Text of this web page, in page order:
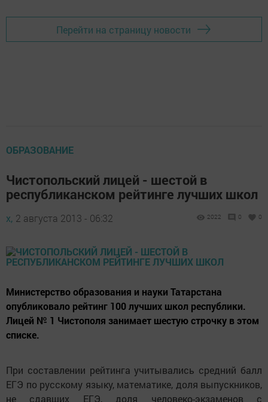
Перейти на страницу новости
ОБРАЗОВАНИЕ
Чистопольский лицей - шестой в
республиканском рейтинге лучших школ
х, 2 августа 2013 - 06:32 2022 0 0
Министерство образования и науки Татарстана
опубликовало рейтинг 100 лучших школ республики.
Лицей № 1 Чистополя занимает шестую строчку в этом
списке.
При составлении рейтинга учитывались средний балл
ЕГЭ по русскому языку, математике, доля выпускников,
не сдавших ЕГЭ, доля человеко-экзаменов с